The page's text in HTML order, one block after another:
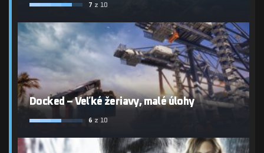
7 z 10
Docked – Veľké žeriavy, malé úlohy
6 z 10